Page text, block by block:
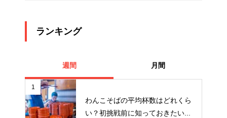
ランキング
週間 月間
1
わんこそばの平均杯数はどれくら
い？初挑戦前に知っておきたい...